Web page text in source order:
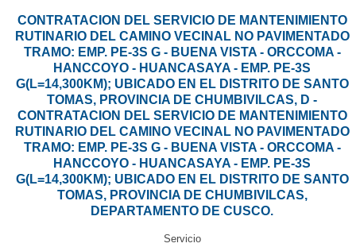
CONTRATACION DEL SERVICIO DE MANTENIMIENTO
RUTINARIO DEL CAMINO VECINAL NO PAVIMENTADO
TRAMO: EMP. PE-3S G - BUENA VISTA - ORCCOMA -
HANCCOYO - HUANCASAYA - EMP. PE-3S
G(L=14,300KM); UBICADO EN EL DISTRITO DE SANTO
TOMAS, PROVINCIA DE CHUMBIVILCAS, D -
CONTRATACION DEL SERVICIO DE MANTENIMIENTO
RUTINARIO DEL CAMINO VECINAL NO PAVIMENTADO
TRAMO: EMP. PE-3S G - BUENA VISTA - ORCCOMA -
HANCCOYO - HUANCASAYA - EMP. PE-3S
G(L=14,300KM); UBICADO EN EL DISTRITO DE SANTO
TOMAS, PROVINCIA DE CHUMBIVILCAS,
DEPARTAMENTO DE CUSCO.
Servicio